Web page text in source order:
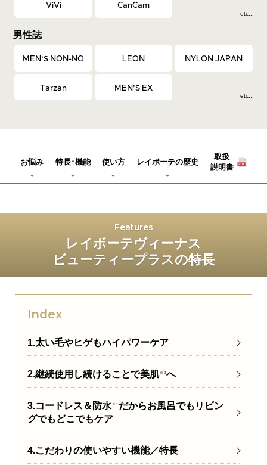
ViVi CanCam
etc...
男性誌
MEN‘S NON-NO LEON NYLON JAPAN
Tarzan MEN’S EX
etc...
お悩み 特長･機能 使い方 レイボーテの歴史
取扱
説明書
Features
レイボーテヴィーナス
ビューティープラスの特長
Index
1.太い毛やヒゲもハイパワーケア
2.継続使用し続けることで美肌 ※2へ
3.コードレス＆防水 ※1 だからお風呂でもリビン
グでもどこでもケア
4.こだわりの使いやすい機能／特長